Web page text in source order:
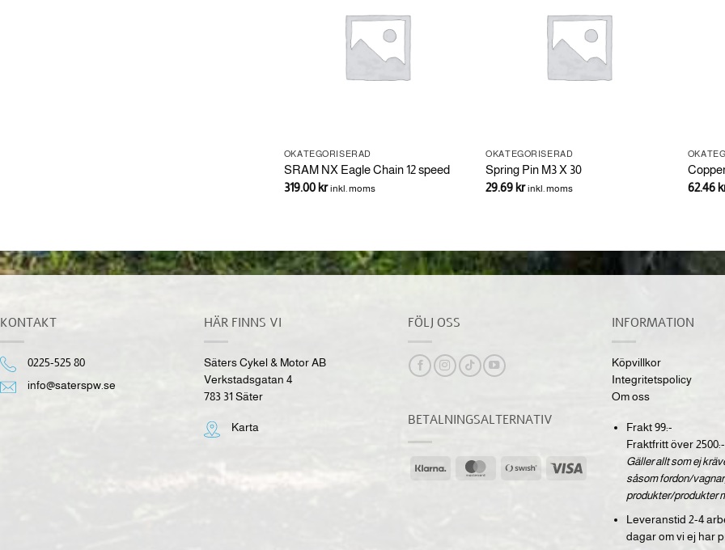
OKATEGORISERAD
SRAM NX Eagle Chain 12 speed
319.00 kr inkl. moms
OKATEGORISERAD
Spring Pin M3 X 30
29.69 kr inkl. moms
62.46
KONTAKT
0225-525 80
info@saterspw.se
HÄR FINNS VI
Säters Cykel & Motor AB
Verkstadsgatan 4
783 31 Säter
Karta
FÖLJ OSS
BETALNINGSALTERNATIV
Klarna MasterCardSwish
INFORMATION
Köpvillkor
Integritetspolicy
Om oss
Frakt 99:-
Fraktfritt över 2500:-
Gäller allt som ej
såsom fordon/
produkter/produkter
Leveranstid 2-4
dagar om vi ej har